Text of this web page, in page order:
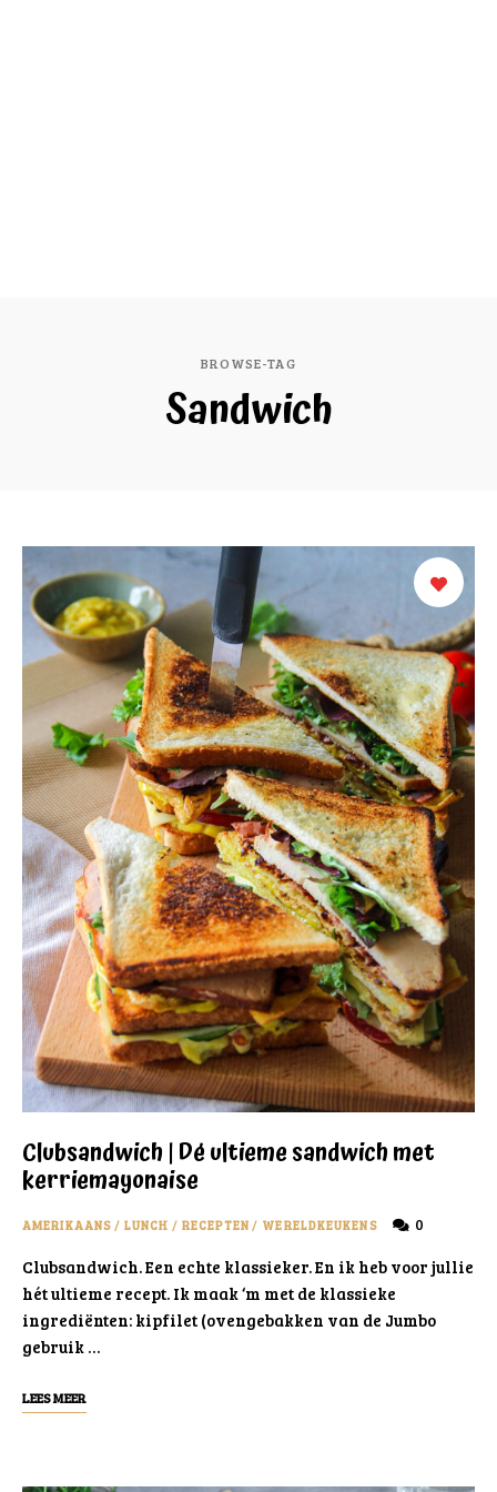
BROWSE-TAG
Sandwich
Clubsandwich | Dé ultieme sandwich met
kerriemayonaise
AMERIKAANS / LUNCH / RECEPTEN/ WERELDKEUKENS 0
Clubsandwich. Een echte klassieker. En ik heb voor jullie
hét ultieme recept. Ik maak ‘m met de klassieke
ingrediënten: kipfilet (ovengebakken van de Jumbo
gebruik …
LEES MEER